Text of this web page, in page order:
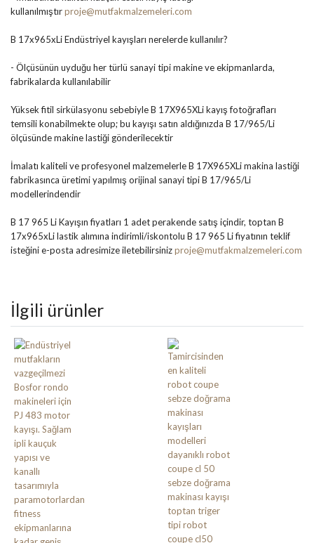
kullanılmıştırproje@mutfakmalzemeleri.com
B 17x965xLi Endüstriyel kayışları nerelerde kullanılır?
- Ölçüsünün uyduğu her türlü sanayi tipi makine ve ekipmanlarda,
fabrikalarda kullanılabilir
Yüksek fitil sirkülasyonu sebebiyle B 17X965XLi kayış fotoğrafları
temsili konabilmekte olup; bu kayışı satın aldığınızda B 17/965/Li
ölçüsünde makine lastiği gönderilecektir
İmalatı kaliteli ve profesyonel malzemelerle B 17X965XLi makina lastiği
fabrikasınca üretimi yapılmış orijinal sanayi tipi B 17/965/Li
modellerindendir
B 17 965 Li Kayışın fiyatları 1 adet perakende satış içindir, toptan B
17x965xLi lastik alımına indirimli/iskontolu B 17 965 Li fiyatının teklif
isteğini e-posta adresimize iletebilirsinizproje@mutfakmalzemeleri.com
İlgili ürünler